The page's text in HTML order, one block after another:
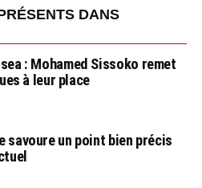
DANS
: Mohamed Sissoko remet
à leur place
savoure un point bien précis